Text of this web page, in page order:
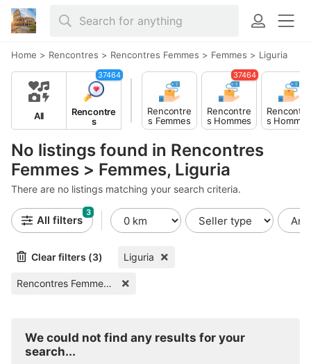
Home > Rencontres > Rencontres Femmes > Femmes > Liguria
No listings found in Rencontres
Femmes > Femmes, Liguria
There are no listings matching your search criteria.
All
Rencontre
s
37464
Rencontre
s Femmes
> Hommes
Rencontre
s Hommes
> Femmes
37464
Rencontre
s Hommes
>
All filters
3
Clear filters (3) Liguria
Rencontres Femmes > Femmes
We could not find any results for your
search...